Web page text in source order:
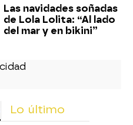
Las navidades soñadas
de Lola Lolita: “Al lado
del mar y en bikini”
Lo último